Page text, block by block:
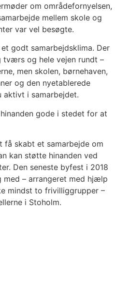
om områdefornyelsen,
mellem skole og
var vel besøgte.
godt samarbejdsklima. Der
tværs og hele vejen rundt –
men skolen, børnehaven,
og den nyetablerede
aktivt i samarbejdet.
gode i stedet for at
få skabt et samarbejde om
kan støtte hinanden ved
Den seneste byfest i 2018
– arrangeret med hjælp
mindst to frivilliggrupper –
i Stoholm.